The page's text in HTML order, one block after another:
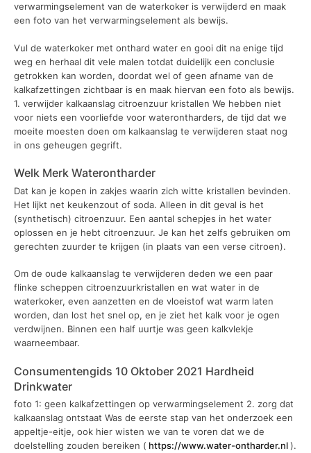
verwarmingselement van de waterkoker is verwijderd en maak
een foto van het verwarmingselement als bewijs.
Vul de waterkoker met onthard water en gooi dit na enige tijd
weg en herhaal dit vele malen totdat duidelijk een conclusie
getrokken kan worden, doordat wel of geen afname van de
kalkafzettingen zichtbaar is en maak hiervan een foto als bewijs.
1. verwijder kalkaanslag citroenzuur kristallen We hebben niet
voor niets een voorliefde voor waterontharders, de tijd dat we
moeite moesten doen om kalkaanslag te verwijderen staat nog
in ons geheugen gegrift.
Welk Merk Waterontharder
Dat kan je kopen in zakjes waarin zich witte kristallen bevinden.
Het lijkt net keukenzout of soda. Alleen in dit geval is het
(synthetisch) citroenzuur. Een aantal schepjes in het water
oplossen en je hebt citroenzuur. Je kan het zelfs gebruiken om
gerechten zuurder te krijgen (in plaats van een verse citroen).
Om de oude kalkaanslag te verwijderen deden we een paar
flinke scheppen citroenzuurkristallen en wat water in de
waterkoker, even aanzetten en de vloeistof wat warm laten
worden, dan lost het snel op, en je ziet het kalk voor je ogen
verdwijnen. Binnen een half uurtje was geen kalkvlekje
waarneembaar.
Consumentengids 10 Oktober 2021 Hardheid
Drinkwater
foto 1: geen kalkafzettingen op verwarmingselement 2. zorg dat
kalkaanslag ontstaat Was de eerste stap van het onderzoek een
appeltje-eitje, ook hier wisten we van te voren dat we de
doelstelling zouden bereiken ( https://www.water-ontharder.nl).